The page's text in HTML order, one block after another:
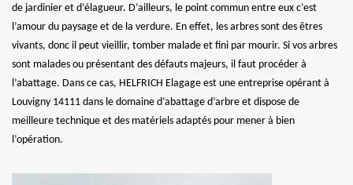
de jardinier et d’élagueur. D’ailleurs, le point commun entre eux c’est
l’amour du paysage et de la verdure. En effet, les arbres sont des êtres
vivants, donc il peut vieillir, tomber malade et fini par mourir. Si vos arbres
sont malades ou présentant des défauts majeurs, il faut procéder à
l’abattage. Dans ce cas, HELFRICH Elagage est une entreprise opérant à
Louvigny 14111 dans le domaine d’abattage d’arbre et dispose de
meilleure technique et des matériels adaptés pour mener à bien
l’opération.